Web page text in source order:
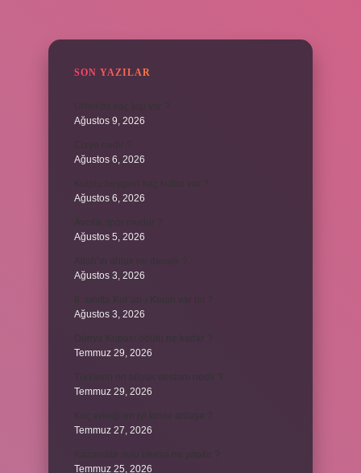
SON YAZILAR
Ağustos 9, 2026
Ağustos 6, 2026
Ağustos 6, 2026
Ağustos 5, 2026
Ağustos 3, 2026
Ağustos 3, 2026
Temmuz 29, 2026
Temmuz 29, 2026
Temmuz 27, 2026
Temmuz 25, 2026